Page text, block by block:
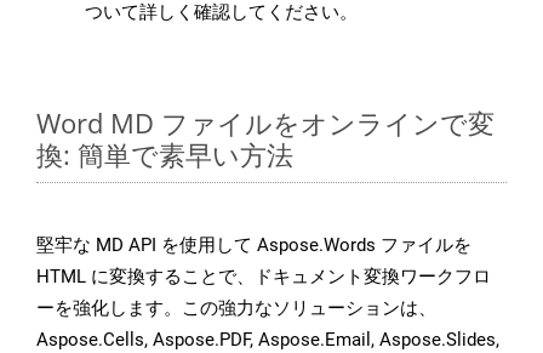
ついて詳しく確認してください。
Word MD ファイルをオンラインで変
換: 簡単で素早い方法
堅牢な MD API を使用して Aspose.Words ファイルを
HTML に変換することで、ドキュメント変換ワークフロ
ーを強化します。この強力なソリューションは、
Aspose.Cells, Aspose.PDF, Aspose.Email, Aspose.Slides,